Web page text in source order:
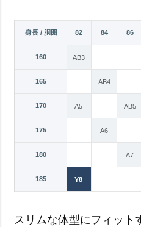
身長 / 胴囲
78 80 82 84 86
160 AB3
165 AB4
170 A5 AB5
175 A6
180 A7
185 Y8
スリムな体型にフィット